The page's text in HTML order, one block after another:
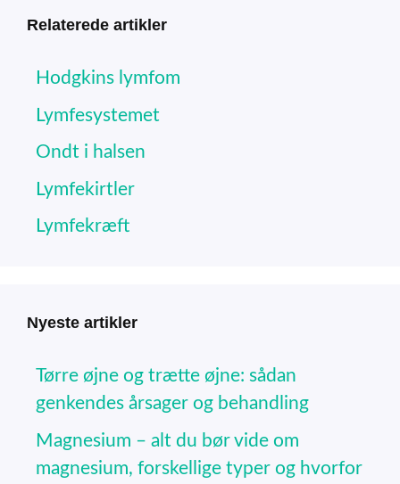
Relaterede artikler
Hodgkins lymfom
Lymfesystemet
Ondt i halsen
Lymfekirtler
Lymfekræft
Nyeste artikler
Tørre øjne og trætte øjne: sådan
genkendes årsager og behandling
Magnesium – alt du bør vide om
magnesium, forskellige typer og hvorfor